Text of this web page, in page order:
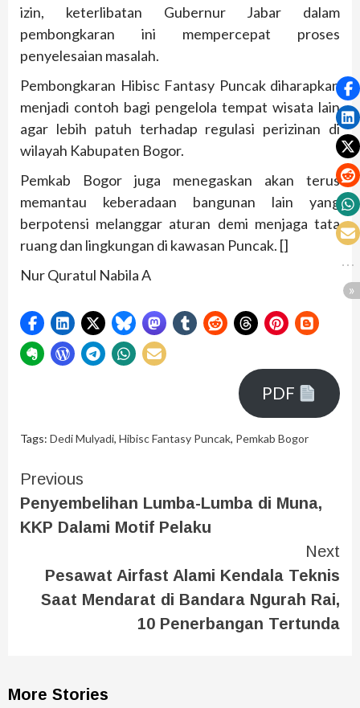
izin, keterlibatan Gubernur Jabar dalam
pembongkaran ini mempercepat proses
penyelesaian masalah.
Pembongkaran Hibisc Fantasy Puncak diharapkan
menjadi contoh bagi pengelola tempat wisata lain
agar lebih patuh terhadap regulasi perizinan di
wilayah Kabupaten Bogor.
Pemkab Bogor juga menegaskan akan terus
memantau keberadaan bangunan lain yang
berpotensi melanggar aturan demi menjaga tata
ruang dan lingkungan di kawasan Puncak. []
Nur Quratul Nabila A
PDF
Tags: Dedi Mulyadi, Hibisc Fantasy Puncak, Pemkab Bogor
Previous
Penyembelihan Lumba-Lumba di Muna,
KKP Dalami Motif Pelaku
Next
Pesawat Airfast Alami Kendala Teknis
Saat Mendarat di Bandara Ngurah Rai,
10 Penerbangan Tertunda
More Stories